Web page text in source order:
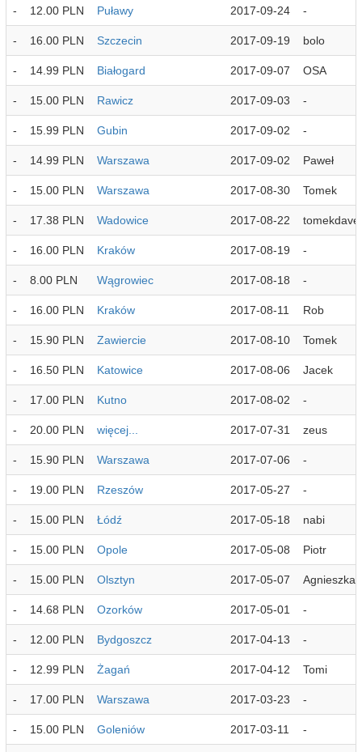
- 12.00 PLN Puławy 2017-09-24 -
- 16.00 PLN Szczecin 2017-09-19 bolo
- 14.99 PLN Białogard 2017-09-07 OSA
- 15.00 PLN Rawicz 2017-09-03 -
- 15.99 PLN Gubin 2017-09-02 -
- 14.99 PLN Warszawa 2017-09-02 Paweł
- 15.00 PLN Warszawa 2017-08-30 Tomek
- 17.38 PLN Wadowice 2017-08-22 tomekdave
- 16.00 PLN Kraków 2017-08-19 -
- 8.00 PLN Wągrowiec 2017-08-18 -
- 16.00 PLN Kraków 2017-08-11 Rob
- 15.90 PLN Zawiercie 2017-08-10 Tomek
- 16.50 PLN Katowice 2017-08-06 Jacek
- 17.00 PLN Kutno 2017-08-02 -
- 20.00 PLN więcej... 2017-07-31 zeus
- 15.90 PLN Warszawa 2017-07-06 -
- 19.00 PLN Rzeszów 2017-05-27 -
- 15.00 PLN Łódź 2017-05-18 nabi
- 15.00 PLN Opole 2017-05-08 Piotr
- 15.00 PLN Olsztyn 2017-05-07 Agnieszka
- 14.68 PLN Ozorków 2017-05-01 -
- 12.00 PLN Bydgoszcz 2017-04-13 -
- 12.99 PLN Żagań 2017-04-12 Tomi
- 17.00 PLN Warszawa 2017-03-23 -
- 15.00 PLN Goleniów 2017-03-11 -